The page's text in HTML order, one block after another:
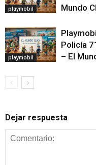
playmobil
Mundo
playmobil
Policía
– El
Dejar respuesta